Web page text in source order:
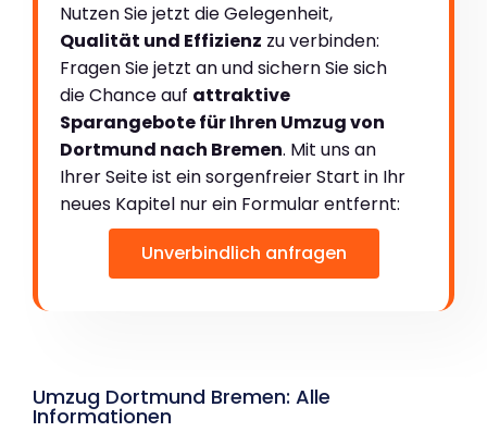
Nutzen Sie jetzt die Gelegenheit,
Qualität und Effizienz zu verbinden:
Fragen Sie jetzt an und sichern Sie sich
die Chance auf attraktive
Sparangebote für Ihren Umzug von
Dortmund nach Bremen. Mit uns an
Ihrer Seite ist ein sorgenfreier Start in Ihr
neues Kapitel nur ein Formular entfernt:
Unverbindlich anfragen
Umzug Dortmund Bremen: Alle
Informationen